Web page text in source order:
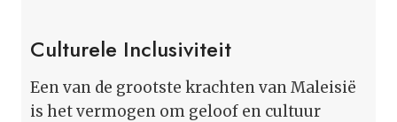
Culturele Inclusiviteit
Een van de grootste krachten van Maleisië
is het vermogen om geloof en cultuur